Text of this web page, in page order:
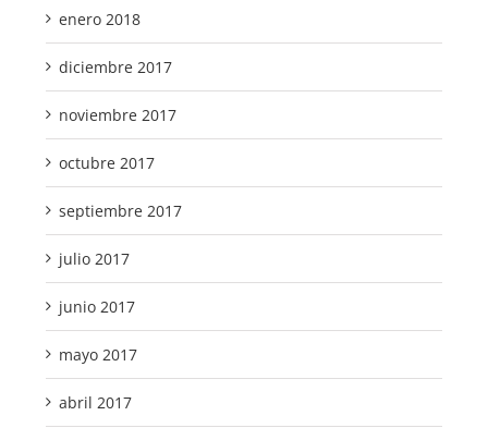
enero 2018
diciembre 2017
noviembre 2017
octubre 2017
septiembre 2017
julio 2017
junio 2017
mayo 2017
abril 2017